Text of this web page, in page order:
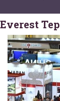
Everest